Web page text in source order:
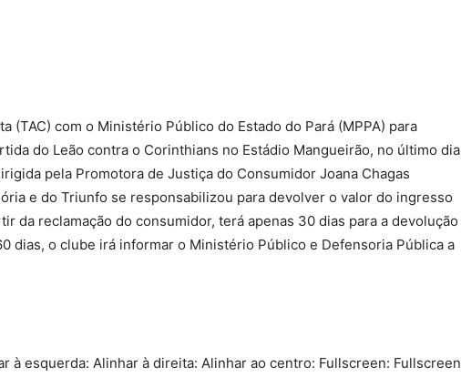
(TAC) com o Ministério Público do Estado do Pará (MPPA) para
do Leão contra o Corinthians no Estádio Mangueirão, no último dia
pela Promotora de Justiça do Consumidor Joana Chagas
e do Triunfo se responsabilizou para devolver o valor do ingresso
da reclamação do consumidor, terá apenas 30 dias para a devolução
dias, o clube irá informar o Ministério Público e Defensoria Pública a
à esquerda: Alinhar à direita: Alinhar ao centro: Fullscreen: Fullscreen